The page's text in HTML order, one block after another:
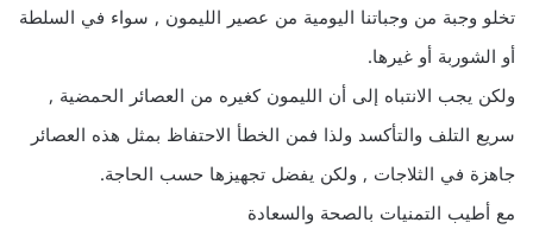
تخلو وجبة من وجباتنا اليومية من عصير الليمون , سواء في السلطة
أو الشوربة أو غيرها.
ولكن يجب الانتباه إلى أن الليمون كغيره من العصائر الحمضية ,
سريع التلف والتأكسد ولذا فمن الخطأ الاحتفاظ بمثل هذه العصائر
جاهزة في الثلاجات , ولكن يفضل تجهيزها حسب الحاجة.
مع أطيب التمنيات بالصحة والسعادة